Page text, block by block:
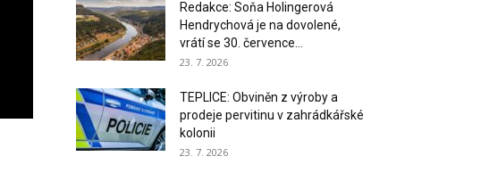
Redakce: Soňa Holingerová
Hendrychová je na dovolené,
vrátí se 30. července...
23. 7. 2026
TEPLICE: Obviněn z výroby a
prodeje pervitinu v zahrádkářské
kolonii
23. 7. 2026